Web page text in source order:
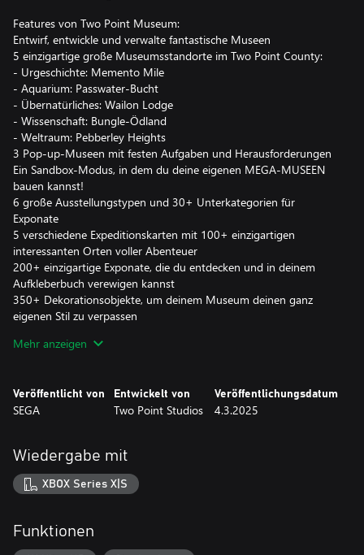
Features von Two Point Museum:
Entwirf, entwickle und verwalte fantastische Museen
5 einzigartige große Museumsstandorte im Two Point County:
- Urgeschichte: Memento Mile
- Aquarium: Passwater-Bucht
- Übernatürliches: Wailon Lodge
- Wissenschaft: Bungle-Ödland
- Weltraum: Pebberley Heights
3 Pop-up-Museen mit festen Aufgaben und Herausforderungen
Ein Sandbox-Modus, in dem du deine eigenen MEGA-MUSEEN
bauen kannst!
6 große Ausstellungstypen und 30+ Unterkategorien für
Exponate
5 verschiedene Expeditionskarten mit 100+ einzigartigen
interessanten Orten voller Abenteuer
200+ einzigartige Exponate, die du entdecken und in deinem
Aufkleberbuch verewigen kannst
350+ Dekorationsobjekte, um deinem Museum deinen ganz
eigenen Stil zu verpassen
Kinder inklusive
Taucht ein in die Welt der Museumsverwaltung und gestaltet
Expeditionen in entfernte Gegenden, um neue
Ausstellungsstücke zu finden und so Scharen an Gästen in euer
Museum zu locken und ihren Wissensdurst mit einer kräftigen
die Ausstellungsstücke sichern, die Museumsräume sauber und
Mehr anzeigen
Veröffentlicht von
SEGA
Entwickelt von
Two Point Studios
Veröffentlichungsdatum
4.3.2025
Wiedergabe mit
XBOX Series X|S
Funktionen